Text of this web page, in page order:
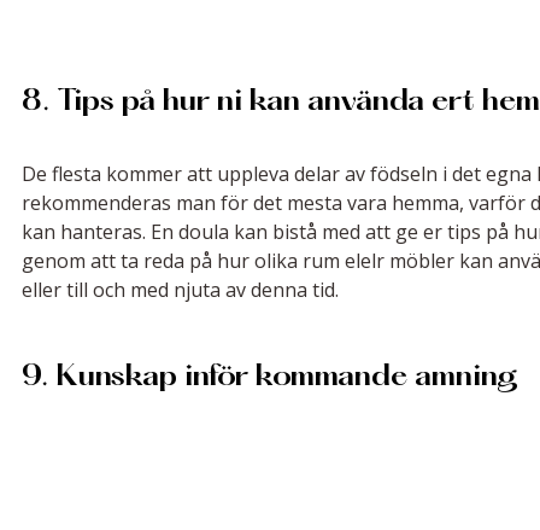
8. Tips på hur ni kan använda ert
De flesta kommer att uppleva delar av födseln i det
rekommenderas man för det mesta vara hemma,
kan hanteras. En doula kan bistå med att ge er tips på
genom att ta reda på hur olika rum elelr möbler kan
eller till och med njuta av denna tid.
9. Kunskap inför kommande amning